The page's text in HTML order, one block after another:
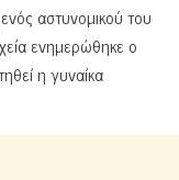
αστυνομικού του
ενημερώθηκε ο
η γυναίκα